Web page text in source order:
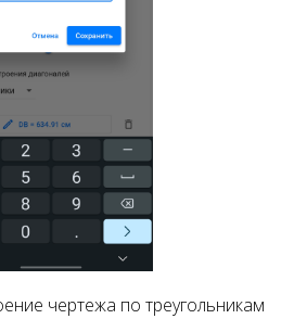
чертежа по треугольникам